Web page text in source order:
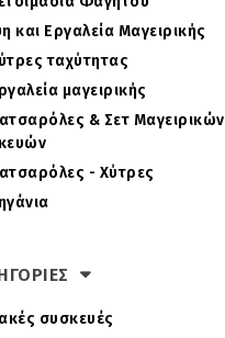
και Εργαλεία Μαγειρικής
ταχύτητας
μαγειρικής
& Σετ Μαγειρικών
- Χύτρες
συσκευές